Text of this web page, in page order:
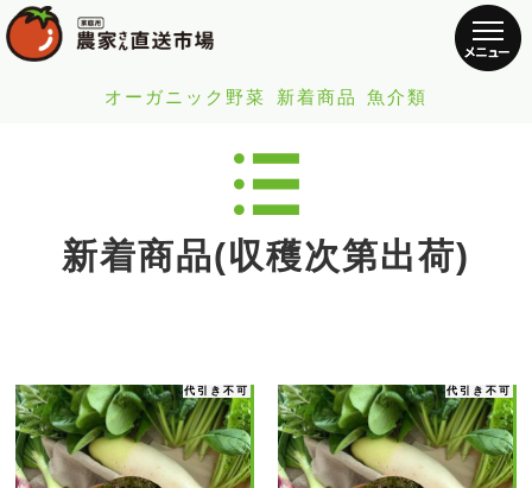
オーガニック野菜 新着商品 魚介類
新着商品(収穫次第出荷)
代引き不可 代引き不可